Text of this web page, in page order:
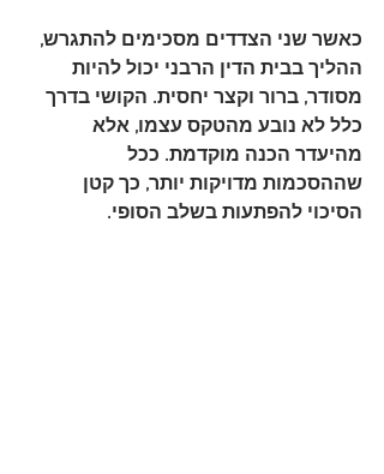
כאשר שני הצדדים מסכימים להתגרש,
ההליך בבית הדין הרבני יכול להיות
מסודר, ברור וקצר יחסית. הקושי בדרך
כלל לא נובע מהטקס עצמו, אלא
מהיעדר הכנה מוקדמת. ככל
שההסכמות מדויקות יותר, כך קטן
הסיכוי להפתעות בשלב הסופי.